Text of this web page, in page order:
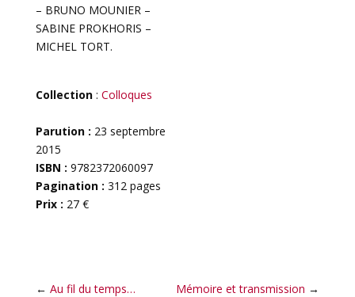
– BRUNO MOUNIER –
SABINE PROKHORIS –
MICHEL TORT.
Collection: Colloques
Parution : 23 septembre
2015
ISBN : 9782372060097
Pagination : 312 pages
Prix : 27 €
← Au fil du temps… Mémoire et transmission →